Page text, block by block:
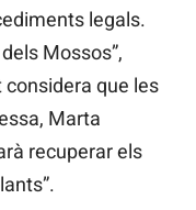
legals.
Mossos”,
que les
Marta
recuperar els